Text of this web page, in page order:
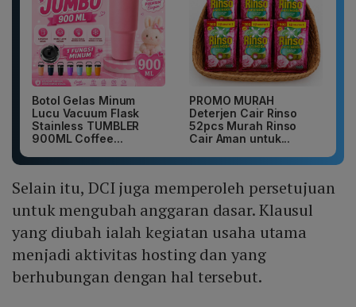
Botol Gelas Minum
Lucu Vacuum Flask
Stainless TUMBLER
900ML Coffee...
PROMO MURAH
Deterjen Cair Rinso
52pcs Murah Rinso
Cair Aman untuk...
Selain itu, DCI juga memperoleh persetujuan
untuk mengubah anggaran dasar. Klausul
yang diubah ialah kegiatan usaha utama
menjadi aktivitas hosting dan yang
berhubungan dengan hal tersebut.